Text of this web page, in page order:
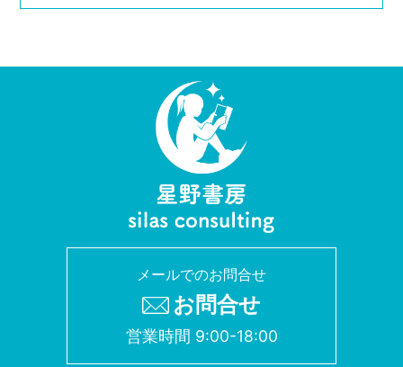
メールでのお問合せ
お問合せ
営業時間 9:00-18:00